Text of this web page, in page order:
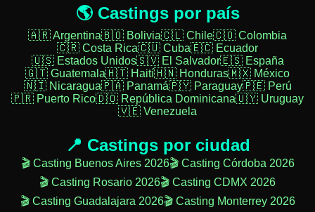
🌎 Castings por país
🇦🇷 Argentina🇧🇴 Bolivia🇨🇱 Chile🇨🇴 Colombia
🇨🇷 Costa Rica🇨🇺 Cuba🇪🇨 Ecuador
🇺🇸 Estados Unidos🇸🇻 El Salvador🇪🇸 España
🇬🇹 Guatemala🇭🇹 Haití🇭🇳 Honduras🇲🇽 México
🇳🇮 Nicaragua🇵🇦 Panamá🇵🇾 Paraguay🇵🇪 Perú
🇵🇷 Puerto Rico🇩🇴 República Dominicana🇺🇾 Uruguay
🇻🇪 Venezuela
📍 Castings por ciudad
🎬 Casting Buenos Aires 2026🎬 Casting Córdoba 2026
🎬 Casting Rosario 2026🎬 Casting CDMX 2026
🎬 Casting Guadalajara 2026🎬 Casting Monterrey 2026